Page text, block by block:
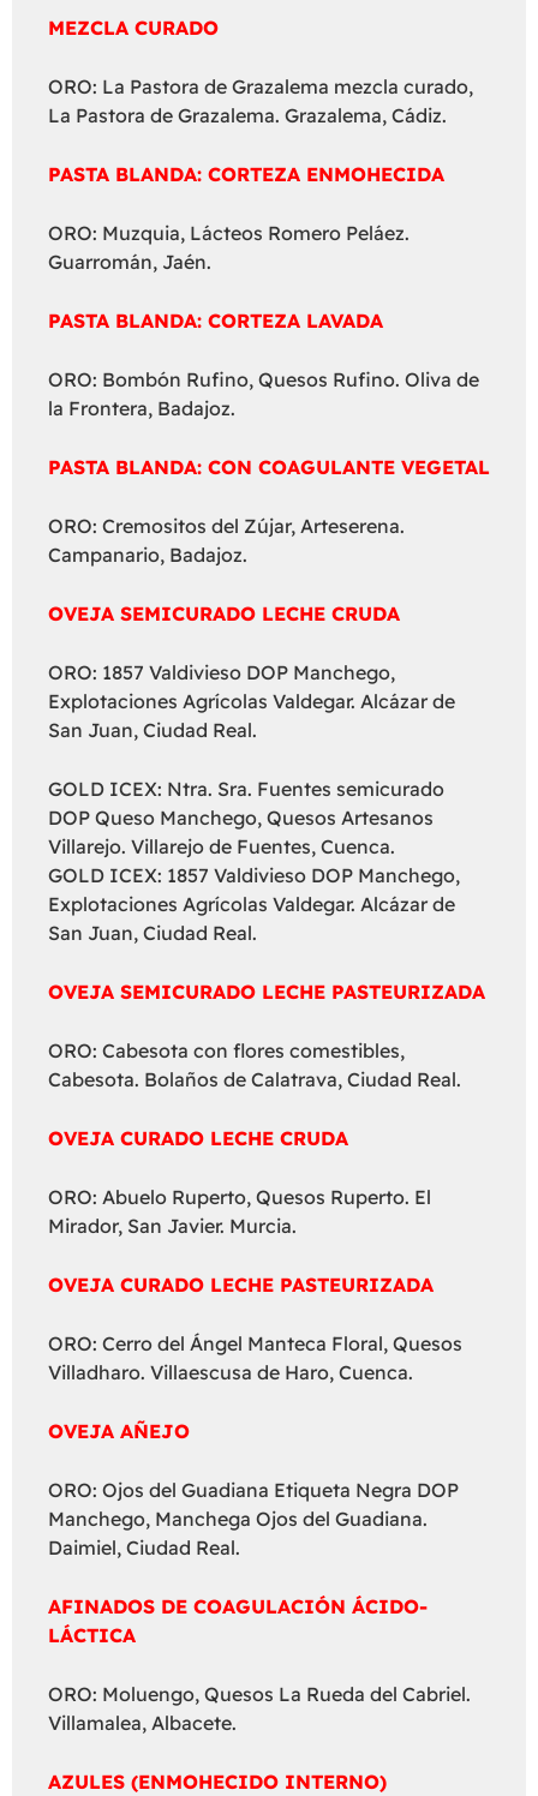
MEZCLA CURADO
ORO: La Pastora de Grazalema mezcla curado,
La Pastora de Grazalema. Grazalema, Cádiz.
PASTA BLANDA: CORTEZA ENMOHECIDA
ORO: Muzquia, Lácteos Romero Peláez.
Guarromán, Jaén.
PASTA BLANDA: CORTEZA LAVADA
ORO: Bombón Rufino, Quesos Rufino. Oliva de
la Frontera, Badajoz.
PASTA BLANDA: CON COAGULANTE VEGETAL
ORO: Cremositos del Zújar, Arteserena.
Campanario, Badajoz.
OVEJA SEMICURADO LECHE CRUDA
ORO: 1857 Valdivieso DOP Manchego,
Explotaciones Agrícolas Valdegar. Alcázar de
San Juan, Ciudad Real.
GOLD ICEX: Ntra. Sra. Fuentes semicurado
DOP Queso Manchego, Quesos Artesanos
Villarejo. Villarejo de Fuentes, Cuenca.
GOLD ICEX: 1857 Valdivieso DOP Manchego,
Explotaciones Agrícolas Valdegar. Alcázar de
San Juan, Ciudad Real.
OVEJA SEMICURADO LECHE PASTEURIZADA
ORO: Cabesota con flores comestibles,
Cabesota. Bolaños de Calatrava, Ciudad Real.
OVEJA CURADO LECHE CRUDA
ORO: Abuelo Ruperto, Quesos Ruperto. El
Mirador, San Javier. Murcia.
OVEJA CURADO LECHE PASTEURIZADA
ORO: Cerro del Ángel Manteca Floral, Quesos
Villadharo. Villaescusa de Haro, Cuenca.
OVEJA AÑEJO
ORO: Ojos del Guadiana Etiqueta Negra DOP
Manchego, Manchega Ojos del Guadiana.
Daimiel, Ciudad Real.
AFINADOS DE COAGULACIÓN ÁCIDO-
LÁCTICA
ORO: Moluengo, Quesos La Rueda del Cabriel.
Villamalea, Albacete.
AZULES (ENMOHECIDO INTERNO)